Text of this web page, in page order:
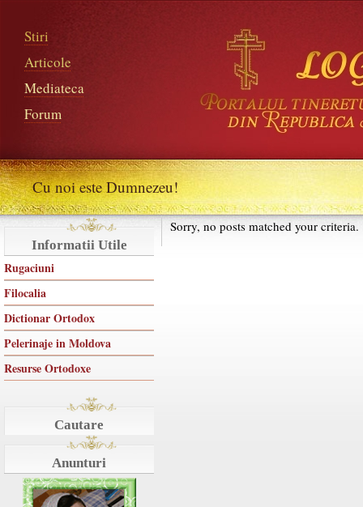
Stiri
Articole
Mediateca
Forum
Cu noi este Dumnezeu!
Informatii Utile
Rugaciuni
Filocalia
Dictionar Ortodox
Pelerinaje in Moldova
Resurse Ortodoxe
Cautare
Anunturi
Sorry, no posts matched your criteria.